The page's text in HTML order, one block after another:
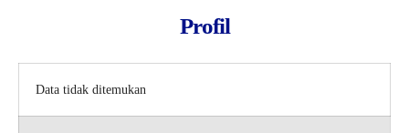
Profil
Data tidak ditemukan